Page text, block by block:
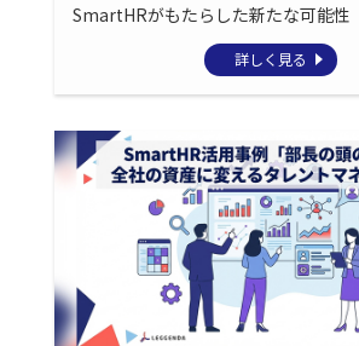
SmartHRがもたらした新たな可能性
詳しく見る